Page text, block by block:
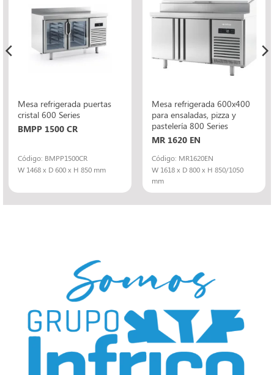
Mesa refrigerada puertas
cristal 600 Series
BMPP 1500 CR
Código: BMPP1500CR
W 1468 x D 600 x H 850 mm
Mesa refrigerada 600x400
para ensaladas, pizza y
pastelería 800 Series
MR 1620 EN
Código: MR1620EN
W 1618 x D 800 x H 850/1050
mm